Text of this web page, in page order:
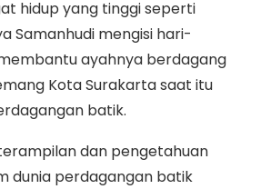
hidup yang tinggi seperti
Samanhudi mengisi hari-
ayahnya berdagang
Kota Surakarta saat itu
batik.
dan pengetahuan
dunia perdagangan batik